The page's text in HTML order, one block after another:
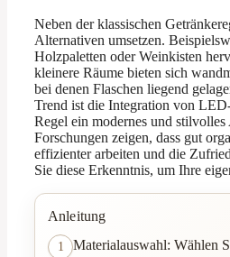
Neben der klassischen
Alternativen umsetzen.
Holzpaletten oder Weinkisten
kleinere Räume bieten sich
bei denen Flaschen liegend
Trend ist die Integration von
Regel ein modernes und stilvolles
Forschungen zeigen, dass gut
effizienter arbeiten und die
Sie diese Erkenntnis, um Ihre
Anleitung
1 Materialauswahl: Wählen